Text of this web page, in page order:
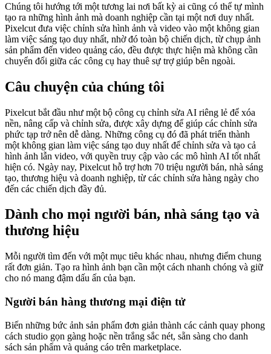
Chúng tôi hướng tới một tương lai nơi bất kỳ ai cũng có thể tự mình
tạo ra những hình ảnh mà doanh nghiệp cần tại một nơi duy nhất.
Pixelcut đưa việc chỉnh sửa hình ảnh và video vào một không gian
làm việc sáng tạo duy nhất, nhờ đó toàn bộ chiến dịch, từ chụp ảnh
sản phẩm đến video quảng cáo, đều được thực hiện mà không cần
chuyển đổi giữa các công cụ hay thuê sự trợ giúp bên ngoài.
Câu chuyện của chúng tôi
Pixelcut bắt đầu như một bộ công cụ chỉnh sửa AI riêng lẻ để xóa
nền, nâng cấp và chỉnh sửa, được xây dựng để giúp các chỉnh sửa
phức tạp trở nên dễ dàng. Những công cụ đó đã phát triển thành
một không gian làm việc sáng tạo duy nhất để chỉnh sửa và tạo cả
hình ảnh lẫn video, với quyền truy cập vào các mô hình AI tốt nhất
hiện có. Ngày nay, Pixelcut hỗ trợ hơn 70 triệu người bán, nhà sáng
tạo, thương hiệu và doanh nghiệp, từ các chỉnh sửa hàng ngày cho
đến các chiến dịch đầy đủ.
Dành cho mọi người bán, nhà sáng tạo và
thương hiệu
Mỗi người tìm đến với một mục tiêu khác nhau, nhưng điểm chung
rất đơn giản. Tạo ra hình ảnh bạn cần một cách nhanh chóng và giữ
cho nó mang đậm dấu ấn của bạn.
Người bán hàng thương mại điện tử
Biến những bức ảnh sản phẩm đơn giản thành các cảnh quay phong
cách studio gọn gàng hoặc nền trắng sắc nét, sẵn sàng cho danh
sách sản phẩm và quảng cáo trên marketplace.